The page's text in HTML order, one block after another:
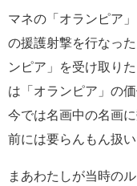
マネの「オランピア
の援護射撃を行なっ
ンピア」を受け取り
は「オランピア」の
今では名画中の名画
前には要らんもん扱い
まあわたしが当時の